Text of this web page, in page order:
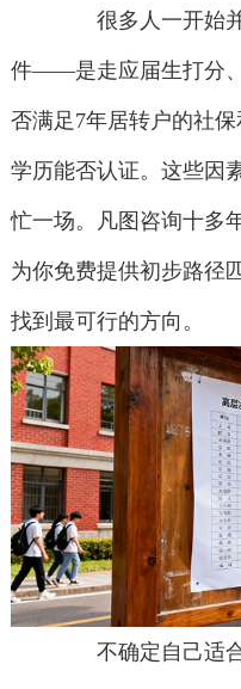
很多人一开始并
件——是走应届生打分
否满足7年居转户的社
学历能否认证。这些因
忙一场。凡图咨询十多
为你免费提供初步路径
找到最可行的方向。
不确定自己适合